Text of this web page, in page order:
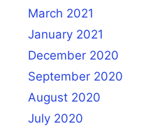
March 2021
January 2021
December 2020
September 2020
August 2020
July 2020